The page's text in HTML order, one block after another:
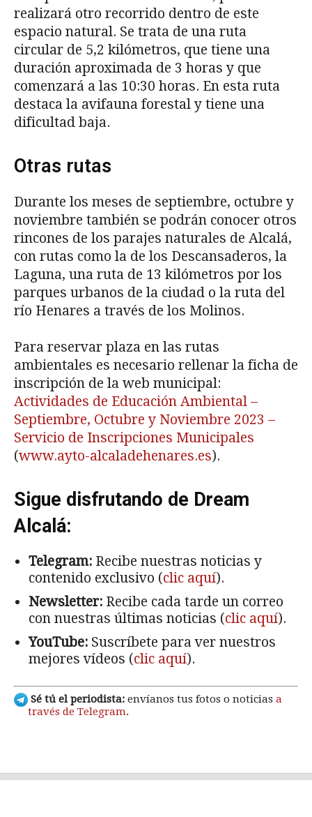
realizará otro recorrido dentro de este
espacio natural. Se trata de una ruta
circular de 5,2 kilómetros, que tiene una
duración aproximada de 3 horas y que
comenzará a las 10:30 horas. En esta ruta
destaca la avifauna forestal y tiene una
dificultad baja.
Otras rutas
Durante los meses de septiembre, octubre y
noviembre también se podrán conocer otros
rincones de los parajes naturales de Alcalá,
con rutas como la de los Descansaderos, la
Laguna, una ruta de 13 kilómetros por los
parques urbanos de la ciudad o la ruta del
río Henares a través de los Molinos.
Para reservar plaza en las rutas
ambientales es necesario rellenar la ficha de
inscripción de la web municipal:
Actividades de Educación Ambiental –
Septiembre, Octubre y Noviembre 2023 –
Servicio de Inscripciones Municipales
(www.ayto-alcaladehenares.es).
Sigue disfrutando de Dream
Alcalá:
Telegram: Recibe nuestras noticias y
contenido exclusivo (clic aquí).
Newsletter: Recibe cada tarde un correo
con nuestras últimas noticias (clic aquí).
YouTube: Suscríbete para ver nuestros
mejores vídeos (clic aquí).
Sé tú el periodista: envíanos tus fotos o noticias a
través de Telegram.